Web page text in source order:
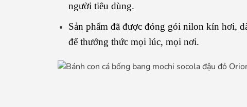
người tiêu dùng.
Sản phẩm đã được đóng gói nilon kín hơi,
để thưởng thức mọi lúc, mọi nơi.